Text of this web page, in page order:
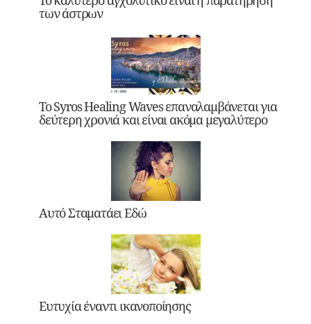
των άστρων
Το Syros Healing Waves επαναλαμβάνεται για
δεύτερη χρονιά και είναι ακόμα μεγαλύτερο
Αυτό Σταματάει Εδώ
Ευτυχία έναντι ικανοποίησης